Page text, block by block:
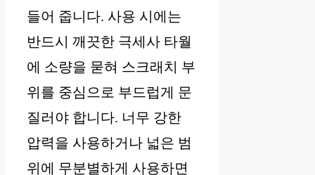
들어 줍니다. 사용 시에는
반드시 깨끗한 극세사 타월
에 소량을 묻혀 스크래치 부
위를 중심으로 부드럽게 문
질러야 합니다. 너무 강한
압력을 사용하거나 넓은 범
위에 무분별하게 사용하면